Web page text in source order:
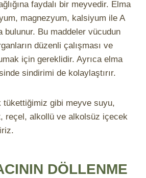
faydalı bir meyvedir. Elma
magnezyum, kalsiyum ile A
bulunur. Bu maddeler vücudun
düzenli çalışması ve
için gereklidir. Ayrıca elma
sindirimi de kolaylaştırır.
tükettiğimiz gibi meyve suyu,
reçel, alkollü ve alkolsüz içecek
DÖLLENME